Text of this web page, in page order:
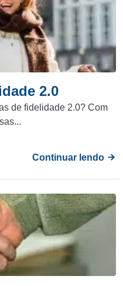
2.0
de fidelidade 2.0? Com
Continuar lendo